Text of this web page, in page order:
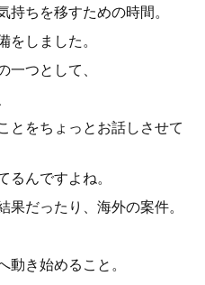
ちを移すための時間。
をしました。
一つとして、
とをちょっとお話しさせて
るんですよね。
だったり、海外の案件。
動き始めること。